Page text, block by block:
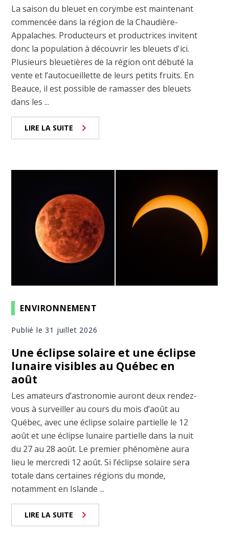
La saison du bleuet en corymbe est maintenant
commencée dans la région de la Chaudière-
Appalaches. Producteurs et productrices invitent
donc la population à découvrir les bleuets d'ici.
Plusieurs bleuetières de la région ont débuté la
vente et l’autocueillette de leurs petits fruits. En
Beauce, il est possible de ramasser des bleuets
dans les ...
LIRE LA SUITE
ENVIRONNEMENT
Publié le 31 juillet 2026
Une éclipse solaire et une éclipse
lunaire visibles au Québec en
août
Les amateurs d’astronomie auront deux rendez-
vous à surveiller au cours du mois d’août au
Québec, avec une éclipse solaire partielle le 12
août et une éclipse lunaire partielle dans la nuit
du 27 au 28 août. Le premier phénomène aura
lieu le mercredi 12 août. Si l’éclipse solaire sera
totale dans certaines régions du monde,
notamment en Islande ...
LIRE LA SUITE